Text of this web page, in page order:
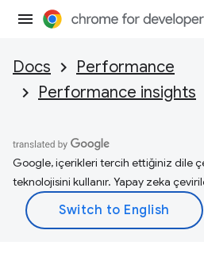
Docs
Performance
Performance insights
Google, içerikleri tercih ettiğiniz dile
teknolojisini kullanır. Yapay zeka